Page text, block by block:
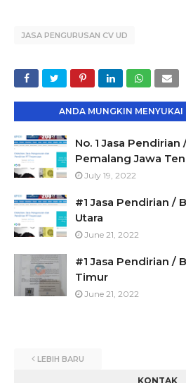
JASA PENGURUSAN CV UD
ANDA MUNGKIN
No. 1 Jasa Pendirian
Pemalang Jawa
July 19, 2022
#1 Jasa Pendirian /
Utara
June 21, 2022
#1 Jasa Pendirian /
Timur
June 21, 2022
LEBIH BARU
KONTAK